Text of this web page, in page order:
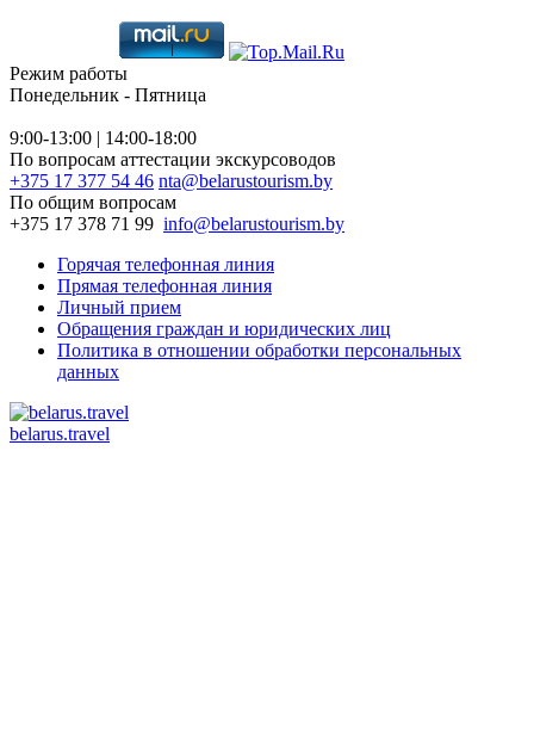
Режим работы
Понедельник - Пятница
9:00-13:00 | 14:00-18:00
По вопросам аттестации экскурсоводов
+375 17 377 54 46 nta@belarustourism.by
По общим вопросам
+375 17 378 71 99 info@belarustourism.by
Горячая телефонная линия
Прямая телефонная линия
Личный прием
Обращения граждан и юридических лиц
Политика в отношении обработки персональных
данных
belarus.travel